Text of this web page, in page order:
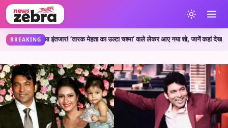
BREAKING
खत्म हुआ इंतजार! ‘तारक मेहता का उल्टा चश्मा’ वाले लेकर आए नया शो, जानें कहां देख सकते हैं